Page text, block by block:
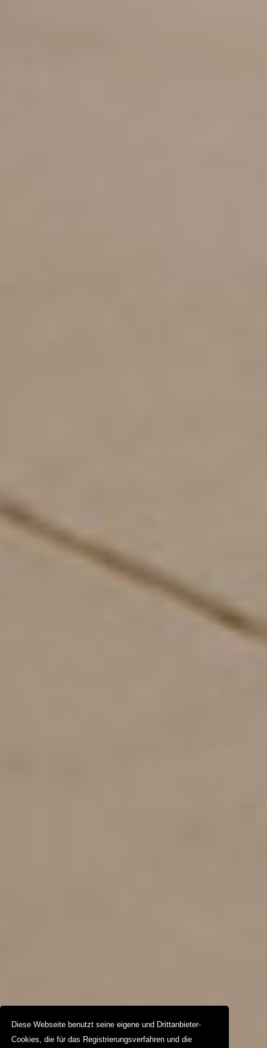
Diese Webseite benutzt seine eigene und Drittanbieter-
Cookies, die für das Registrierungsverfahren und die